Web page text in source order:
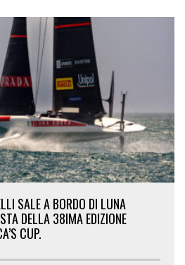
SALE A BORDO DI LUNA
DELLA 38IMA EDIZIONE
CUP.